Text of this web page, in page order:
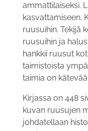
ammattilaiseksi.
kasvattamiseen.
ruusuihin. Tekijä
ruusuihin ja
hankkii ruusut
taimistoista
taimia on
Kirjassa on 448
kuvan ruusujen
johdatellaan